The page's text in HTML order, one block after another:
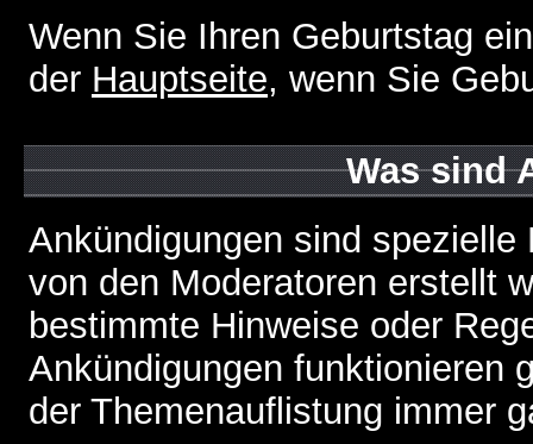
Wenn Sie Ihren Geburtstag
der Hauptseite, wenn Sie
Was sind
Ankündigungen sind
von den Moderatoren erstellt
bestimmte Hinweise oder
Ankündigungen funktionieren
der Themenauflistung immer